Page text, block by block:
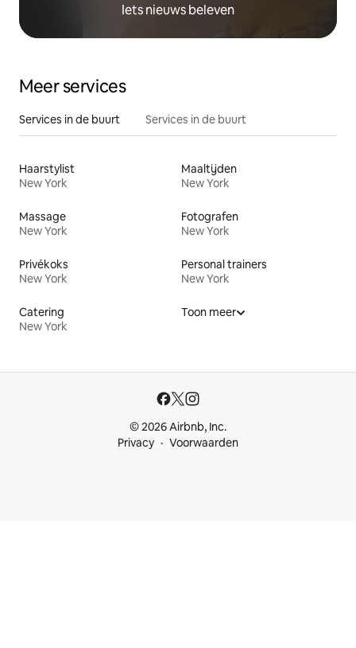
Iets nieuws beleven
Meer services
Services in de buurt Services in de buurt
Haarstylist
New York
Maaltijden
New York
Massage
New York
Fotografen
New York
Privékoks
New York
Personal trainers
New York
Catering
New York
Toon meer
© 2026 Airbnb, Inc.
Privacy
Voorwaarden